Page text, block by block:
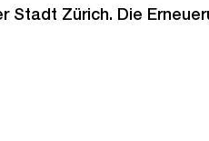
Zürich. Die